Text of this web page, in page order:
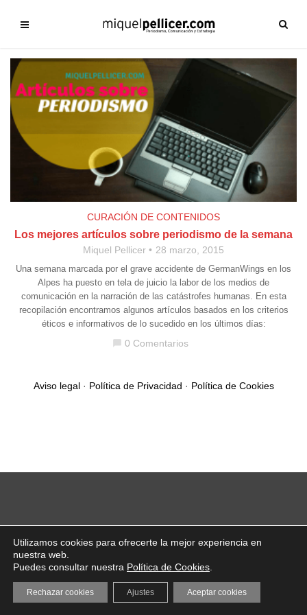
CURACIÓN DE CONTENIDOS
Los mejores artículos sobre periodismo de la semana
Miquel Pellicer 28 marzo, 2015
Una semana marcada por el grave accidente de GermanWings en los
Alpes ha puesto en tela de juicio la labor de los medios de
comunicación en la narración de las catástrofes humanas. En esta
recopilación encontramos algunos artículos basados en los criterios
éticos e informativos de lo sucedido en los últimos días:
chat_bubble 0 Comentarios
Aviso legal· Política de Privacidad · Política de Cookies
Utilizamos cookies para ofrecerte la mejor experiencia en
nuestra web.
Puedes consultar nuestra Política de Cookies
Aceptar cookies
Rechazar cookies Ajustes